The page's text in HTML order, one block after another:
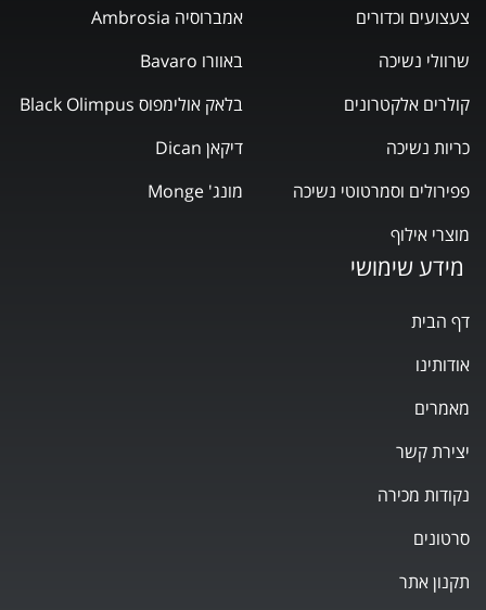
מידע שימושי
דף הבית
אודותינו
מאמרים
יצירת קשר
נקודות מכירה
סרטונים
תקנון אתר
אמברוסיה Ambrosia
באוורו Bavaro
בלאק אולימפוס Black Olimpus
דיקאן Dican
מונג' Monge
צעצועים וכדורים
שרוולי נשיכה
קולרים אלקטרונים
כריות נשיכה
פפירולים וסמרטוטי נשיכה
מוצרי אילוף